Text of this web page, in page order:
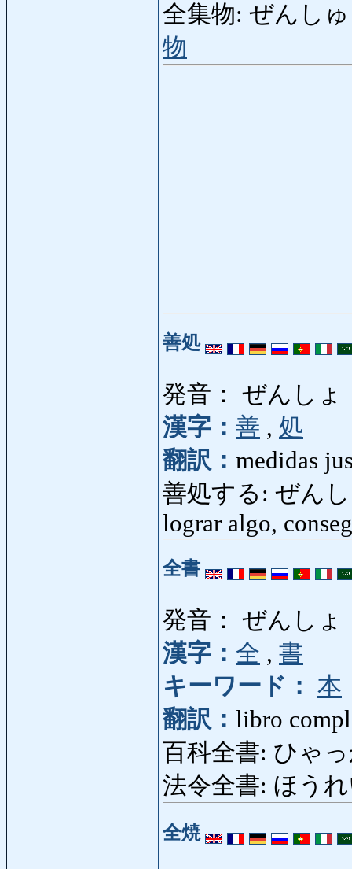
全集物: ぜんしゅ
物
善処
発音： ぜんしょ
漢字： 善 , 処
翻訳： medidas
善処する: ぜんし
lograr algo,
全書
発音： ぜんしょ
漢字： 全 , 書
キーワード： 本
翻訳： libro
百科全書: ひゃ
法令全書: ほう
全焼